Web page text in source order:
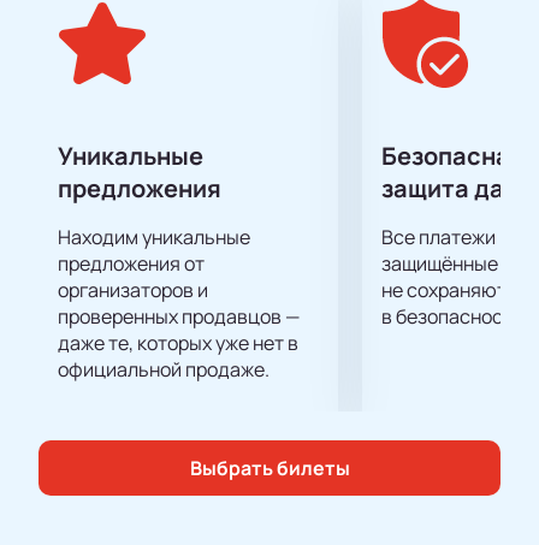
Уникальные
предложения
Находим уникальные
предложения от
организаторов и
проверенных продавцов —
даже те, которых уже нет в
официальной продаже.
Безопасная
защита
Все платежи
защищённые
не сохраняются
в безопасности.
Выбрать билеты